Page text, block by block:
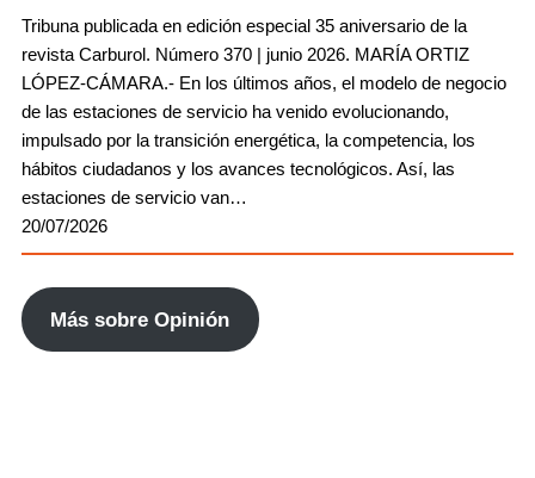
Tribuna publicada en edición especial 35 aniversario de la
revista Carburol. Número 370 | junio 2026. MARÍA ORTIZ
LÓPEZ-CÁMARA.- En los últimos años, el modelo de negocio
de las estaciones de servicio ha venido evolucionando,
impulsado por la transición energética, la competencia, los
hábitos ciudadanos y los avances tecnológicos. Así, las
estaciones de servicio van…
20/07/2026
Más sobre Opinión